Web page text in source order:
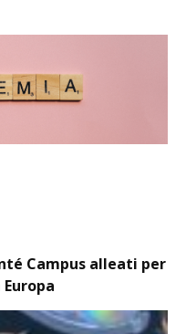
Campus alleati per